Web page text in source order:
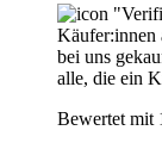
Käufer:innen
bei uns
alle, die ein
Bewertet mit